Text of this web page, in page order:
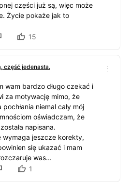
części już są, więc może
Życie pokaże jak to
15
część jedenasta.
wam bardzo długo czekać i
za motywację mimo, że
niemal cały mój
oświadczam, że
napisana.
wymaga jeszcze korekty,
się ukazać i mam
was...
1